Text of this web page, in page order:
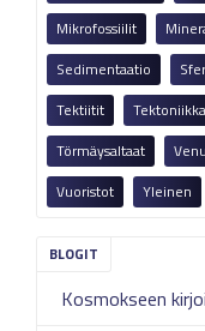
Mikrofossiilit
Sedimentaatio
Tektiitit
Tektoniikka
Törmäysaltaat
Vuoristot
Yleinen
Kosmokseen